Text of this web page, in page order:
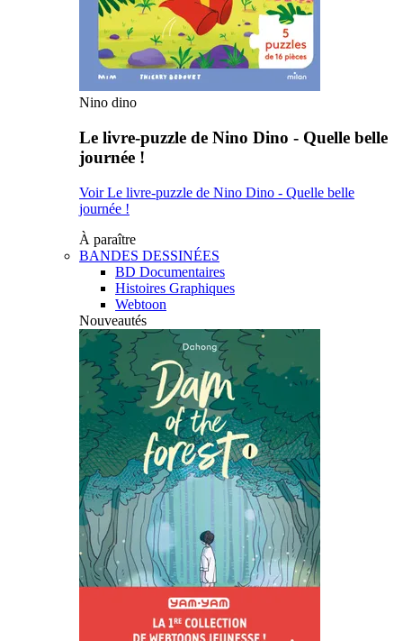
Nino dino
Le livre-puzzle de Nino Dino - Quelle belle
journée !
Voir Le livre-puzzle de Nino Dino - Quelle belle
journée !
À paraître
BANDES DESSINÉES
BD Documentaires
Histoires Graphiques
Webtoon
Nouveautés